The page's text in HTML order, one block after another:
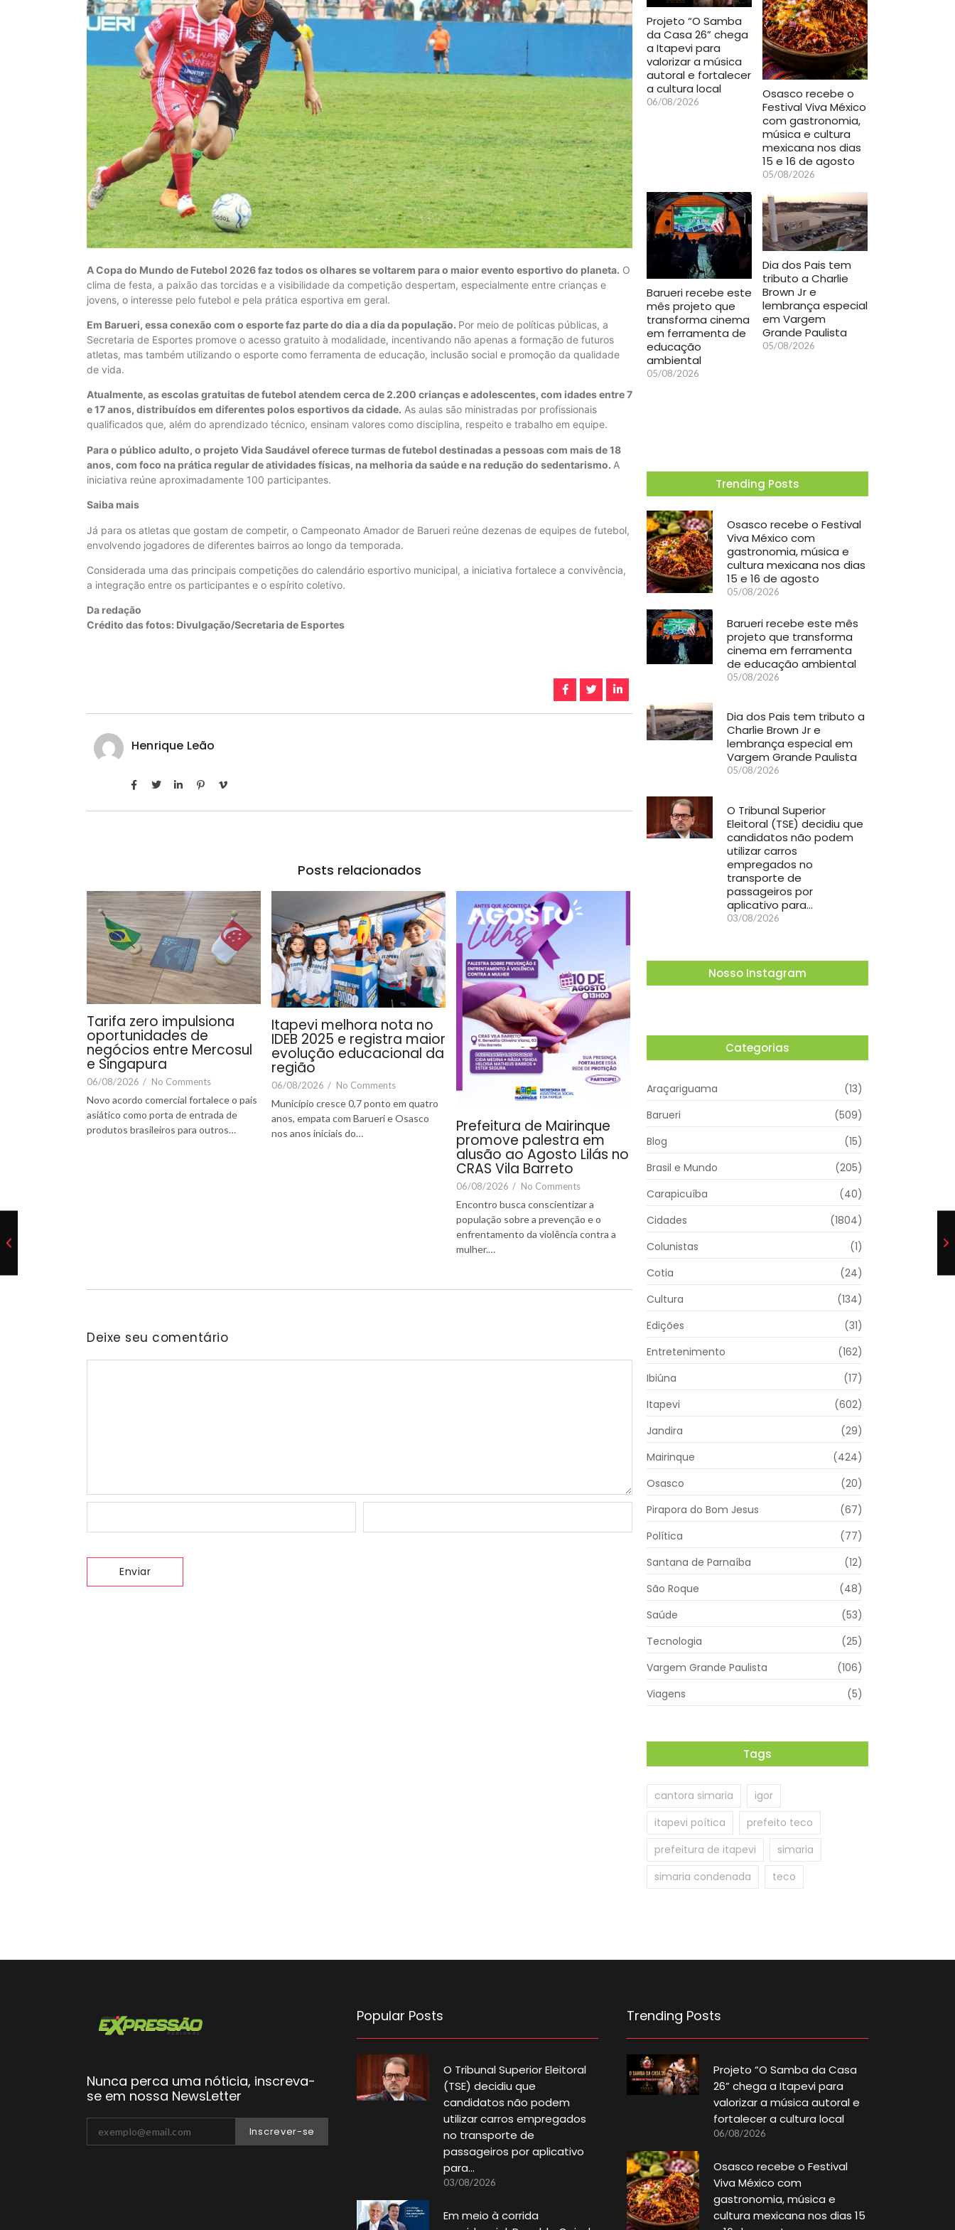
A Copa do Mundo de Futebol 2026 faz todos os olhares se voltarem para o maior evento esportivo do planeta. O
clima de festa, a paixão das torcidas e a visibilidade da competição despertam, especialmente entre crianças e
jovens, o interesse pelo futebol e pela prática esportiva em geral.
Em Barueri, essa conexão com o esporte faz parte do dia a dia da população. Por meio de políticas públicas, a
Secretaria de Esportes promove o acesso gratuito à modalidade, incentivando não apenas a formação de futuros
atletas, mas também utilizando o esporte como ferramenta de educação, inclusão social e promoção da qualidade
de vida.
Atualmente, as escolas gratuitas de futebol atendem cerca de 2.200 crianças e adolescentes, com idades entre 7
e 17 anos, distribuídos em diferentes polos esportivos da cidade. As aulas são ministradas por profissionais
qualificados que, além do aprendizado técnico, ensinam valores como disciplina, respeito e trabalho em equipe.
Para o público adulto, o projeto Vida Saudável oferece turmas de futebol destinadas a pessoas com mais de 18
anos, com foco na prática regular de atividades físicas, na melhoria da saúde e na redução do sedentarismo. A
iniciativa reúne aproximadamente 100 participantes.
Saiba mais
Já para os atletas que gostam de competir, o Campeonato Amador de Barueri reúne dezenas de equipes de futebol,
envolvendo jogadores de diferentes bairros ao longo da temporada.
Considerada uma das principais competições do calendário esportivo municipal, a iniciativa fortalece a convivência,
a integração entre os participantes e o espírito coletivo.
Da redação
Crédito das fotos: Divulgação/Secretaria de Esportes
Henrique Leão
Posts relacionados
Tarifa zero impulsiona
oportunidades de
negócios entre Mercosul
e Singapura
06/08/2026 / No Comments
Novo acordo comercial fortalece o país
asiático como porta de entrada de
produtos brasileiros para outros…
Itapevi melhora nota no
IDEB 2025 e registra maior
evolução educacional da
região
06/08/2026 / No Comments
Município cresce 0,7 ponto em quatro
anos, empata com Barueri e Osasco
nos anos iniciais do…
Prefeitura de Mairinque
promove palestra em
alusão ao Agosto Lilás no
CRAS Vila Barreto
06/08/2026 / No Comments
Encontro busca conscientizar a
população sobre a prevenção e o
enfrentamento da violência contra a
mulher.…
Deixe seu comentário
Projeto “O Samba
da Casa 26” chega
a Itapevi para
valorizar a música
autoral e fortalecer
a cultura local
06/08/2026
Osasco recebe o
Festival Viva México
com gastronomia,
música e cultura
mexicana nos dias
15 e 16 de agosto
05/08/2026
Barueri recebe este
mês projeto que
transforma cinema
em ferramenta de
educação
ambiental
05/08/2026
Dia dos Pais tem
tributo a Charlie
Brown Jr e
lembrança especial
em Vargem
Grande Paulista
05/08/2026
Trending Posts
Osasco recebe o Festival
Viva México com
gastronomia, música e
cultura mexicana nos dias
15 e 16 de agosto
05/08/2026
Barueri recebe este mês
projeto que transforma
cinema em ferramenta
de educação ambiental
05/08/2026
Dia dos Pais tem tributo a
Charlie Brown Jr e
lembrança especial em
Vargem Grande Paulista
05/08/2026
O Tribunal Superior
Eleitoral (TSE) decidiu que
candidatos não podem
utilizar carros
empregados no
transporte de
passageiros por
aplicativo para…
03/08/2026
Nosso Instagram
Categorias
Araçariguama
(13)
Barueri
(509)
Blog
(15)
Brasil e Mundo
(205)
Carapicuíba
(40)
Cidades
(1804)
Colunistas
(1)
Cotia
(24)
Cultura
(134)
Edições
(31)
Entretenimento
(162)
Ibiúna
(17)
Itapevi
(602)
Jandira
(29)
Mairinque
(424)
Osasco
(20)
Pirapora do Bom Jesus
(67)
Política
(77)
Santana de Parnaíba
(12)
São Roque
(48)
Saúde
(53)
Tecnologia
(25)
Vargem Grande Paulista
(106)
Viagens
(5)
Tags
cantora simaria
igor
itapevi poítica
prefeito teco
prefeitura de itapevi
simaria
simaria condenada
teco
Nunca perca uma nóticia, inscreva-
se em nossa NewsLetter
Inscrever-se
Popular Posts
O Tribunal Superior Eleitoral
(TSE) decidiu que
candidatos não podem
utilizar carros empregados
no transporte de
passageiros por aplicativo
para…
03/08/2026
Em meio à corrida
Trending Posts
Projeto “O Samba da Casa
26” chega a Itapevi para
valorizar a música autoral e
fortalecer a cultura local
06/08/2026
Osasco recebe o Festival
Viva México com
gastronomia, música e
cultura mexicana nos dias 15